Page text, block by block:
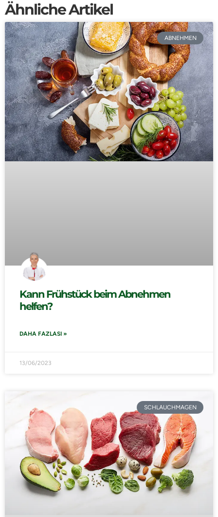
Ähnliche Artikel
ABNEHMEN
Kann Frühstück beim Abnehmen
helfen?
DAHA FAZLASI »
13/06/2023
SCHLAUCHMAGEN